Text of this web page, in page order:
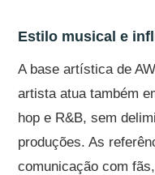
Estilo musical e
A base artística de
artista atua também
hop e R&B, sem
produções. As
comunicação com